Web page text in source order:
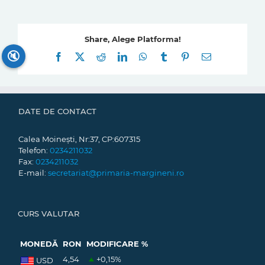
Share, Alege Platforma!
Facebook
RedditLinkedInWhatsApp
Tumblr Pinterest
E-
DATE DE CONTACT
Calea Moinești, Nr:37, CP:607315
Telefon: 0234211032
Fax: 0234211032
E-mail: secretariat@primaria-margineni.ro
CURS VALUTAR
MONEDĂ RON
MODIFICARE %
USD
4,54 +0,15%
🔇